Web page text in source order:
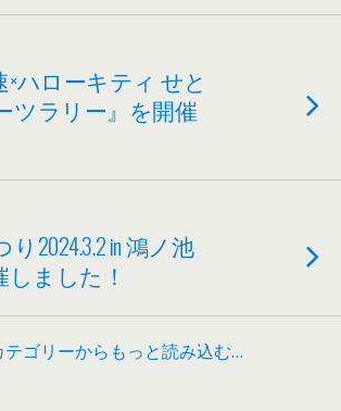
×ハローキティ せと
ツラリー』を開催
り2024.3.2 in 鴻ノ池
しました！
テゴリーからもっと読み込む…